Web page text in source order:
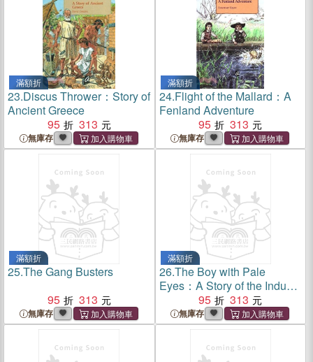
滿額折
23.Discus Thrower：Story of
Ancient Greece
95
313
無庫存
滿額折
24.Flight of the Mallard：A
Fenland Adventure
95
313
無庫存
滿額折
25.The Gang Busters
95
313
無庫存
滿額折
26.The Boy with Pale
Eyes：A Story of the Indus
95 313
無庫存